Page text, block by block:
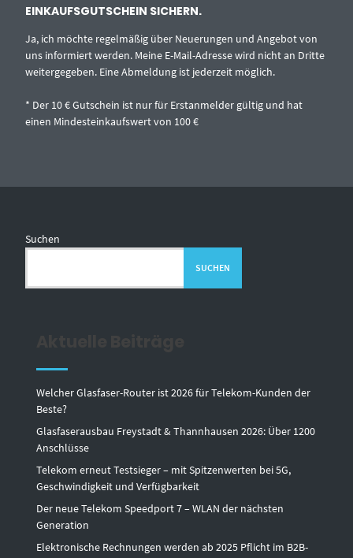
EINKAUFSGUTSCHEIN SICHERN.
Ja, ich möchte regelmäßig über Neuerungen und Angebot von
uns informiert werden. Meine E-Mail-Adresse wird nicht an Dritte
weitergegeben. Eine Abmeldung ist jederzeit möglich.
* Der 10 € Gutschein ist nur für Erstanmelder gültig und hat
einen Mindesteinkaufswert von 100 €
Suchen
SUCHEN
Welcher Glasfaser-Router ist 2026 für Telekom-Kunden der
Beste?
Glasfaserausbau Freystadt & Thannhausen 2026: Über 1200
Anschlüsse
Telekom erneut Testsieger – mit Spitzenwerten bei 5G,
Geschwindigkeit und Verfügbarkeit
Der neue Telekom Speedport 7 – WLAN der nächsten
Generation
Elektronische Rechnungen werden ab 2025 Pflicht im B2B-